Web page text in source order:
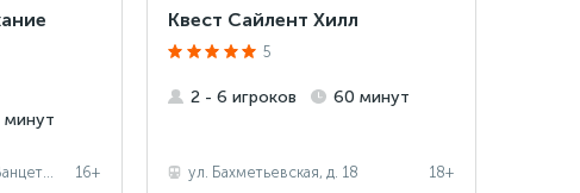
минут
г. Саратов, ул. Сакко и Ванцетти, д. 65, к. 2 16+
Квест Сайлент Хилл
5
2 - 6 игроков 60 минут
ул. Бахметьевская, д. 18 18+